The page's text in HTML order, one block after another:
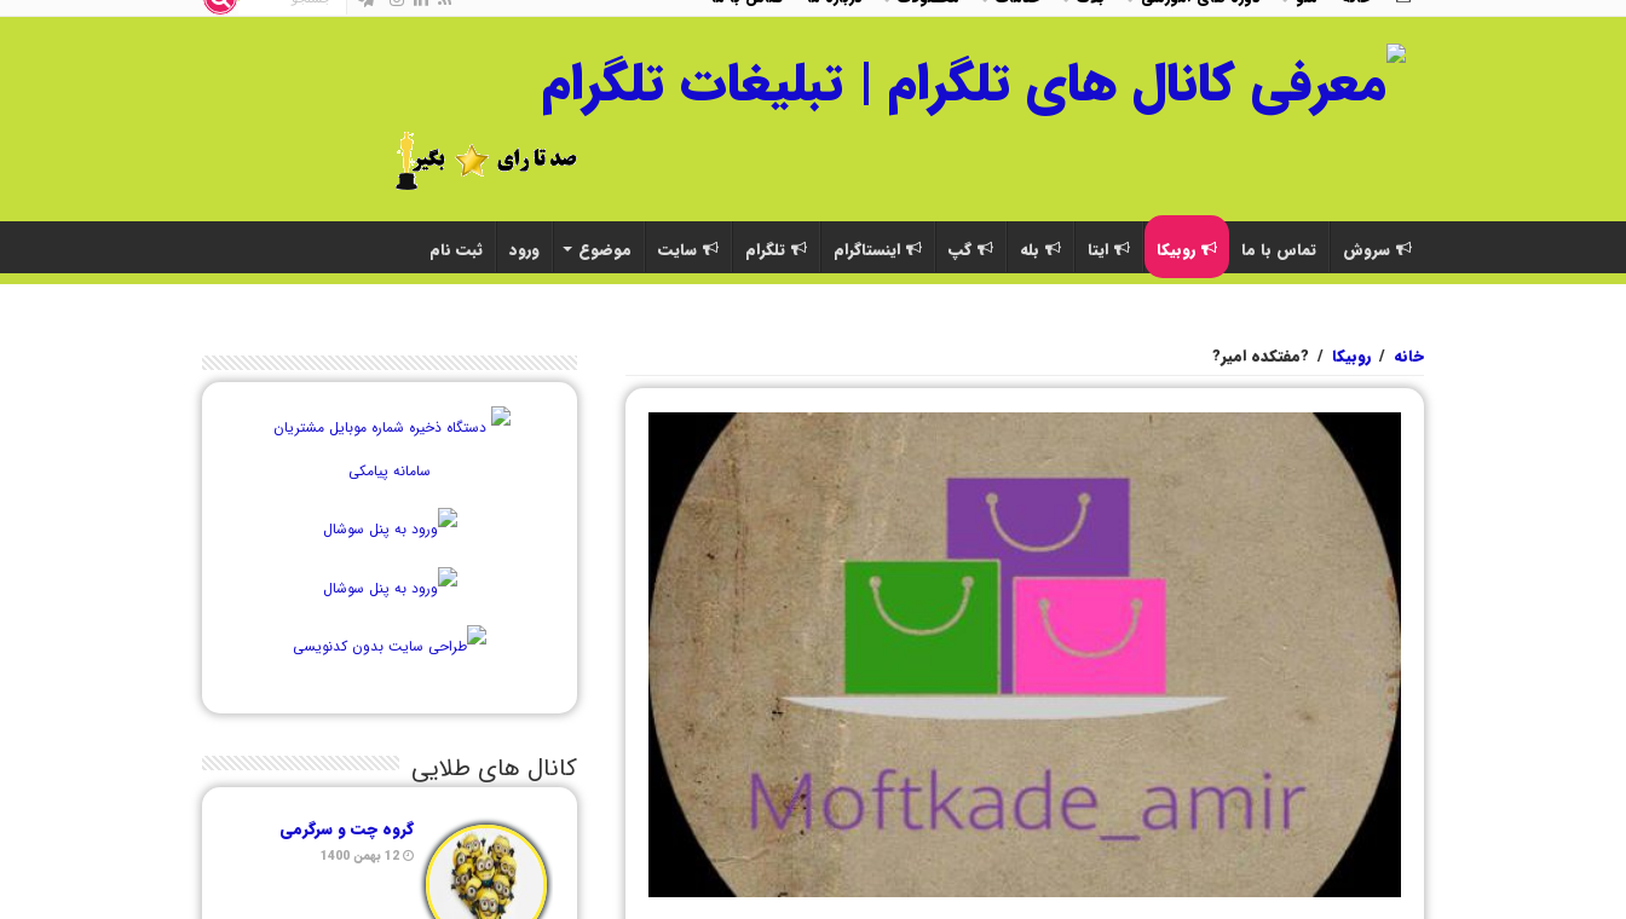
سروش تماس با ما روبیکا ایتا بله گپ اینستاگرام تلگرام سایت موضوع ورود ثبت نام
خانه / روبیکا / ?مفتکده امیر?
کانال های طلایی
گروه چت و سرگرمی
12 بهمن 1400